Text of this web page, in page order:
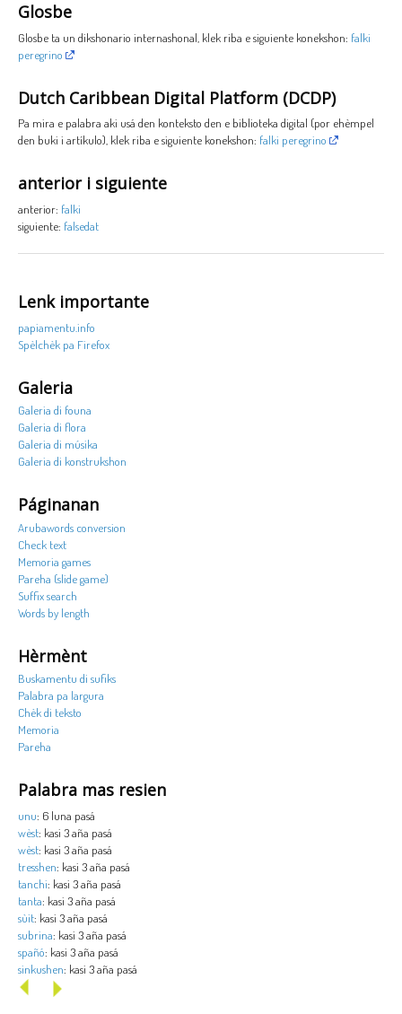
Glosbe
Glosbe ta un dikshonario internashonal, klek riba e siguiente konekshon: falki
peregrino
Dutch Caribbean Digital Platform (DCDP)
Pa mira e palabra aki usá den konteksto den e biblioteka digital (por ehèmpel
den buki i artíkulo), klek riba e siguiente konekshon: falki peregrino
anterior i siguiente
anterior: falki
siguiente: falsedat
Lenk importante
papiamentu.info
Spèlchèk pa Firefox
Galeria
Galeria di founa
Galeria di flora
Galeria di músika
Galeria di konstrukshon
Páginanan
Arubawords conversion
Check text
Memoria games
Pareha (slide game)
Suffix search
Words by length
Hèrmènt
Buskamentu di sufiks
Palabra pa largura
Chèk di teksto
Memoria
Pareha
Palabra mas resien
unu: 6 luna pasá
wèst: kasi 3 aña pasá
wèst: kasi 3 aña pasá
tresshen: kasi 3 aña pasá
tanchi: kasi 3 aña pasá
tanta: kasi 3 aña pasá
sùit: kasi 3 aña pasá
subrina: kasi 3 aña pasá
spañó: kasi 3 aña pasá
sinkushen: kasi 3 aña pasá